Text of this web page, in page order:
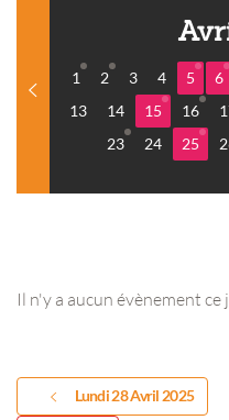
1 2 3 4 5 6
13
14 15 16
23
24 25
Il n'y a aucun évènement
Lundi 28 Avril 2025